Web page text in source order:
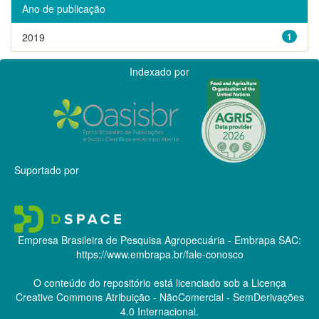
Ano de publicação
1
2019
Indexado por
Suportado por
Empresa Brasileira de Pesquisa Agropecuária - Embrapa SAC:
https://www.embrapa.br/fale-conosco
O conteúdo do repositório está licenciado sob a Licença
Creative CommonsAtribuição - NãoComercial - SemDerivações
4.0 Internacional.